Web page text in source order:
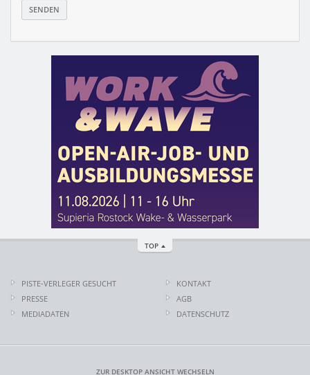
TOP
PISTE-VERLEGER GESUCHT
PRESSE
MEDIADATEN
KONTAKT
AGB
DATENSCHUTZ
ZUR DESKTOP ANSICHT WECHSELN